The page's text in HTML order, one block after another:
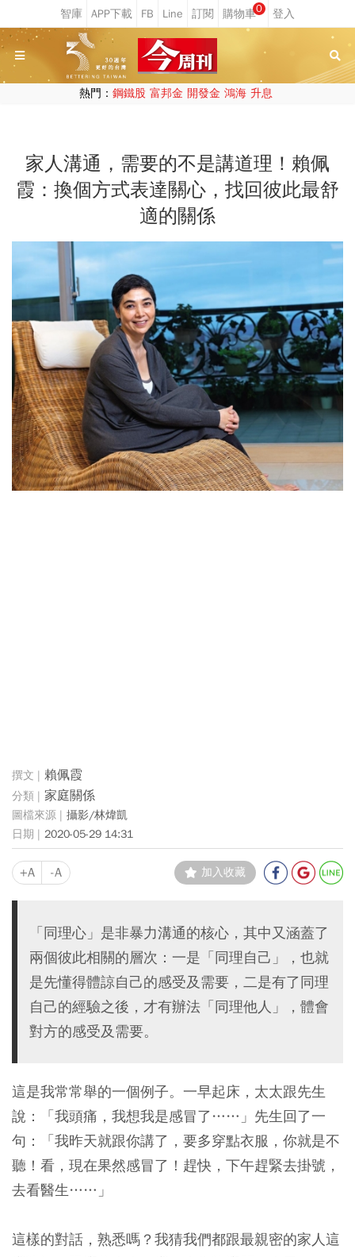
0
熱門： 鋼鐵股 富邦金 開發金 鴻海 升息
家人溝通，需要的不是講道理！賴佩
霞：換個方式表達關心，找回彼此最舒
適的關係
賴佩霞
家庭關係
攝影/林煒凱
2020-05-29 14:31
+A -A 加入收藏
「同理心」是非暴力溝通的核心，其中又涵蓋了
兩個彼此相關的層次：一是「同理自己」，也就
是先懂得體諒自己的感受及需要，二是有了同理
自己的經驗之後，才有辦法「同理他人」，體會
對方的感受及需要。
這是我常常舉的一個例子。一早起床，太太跟先生
說：「我頭痛，我想我是感冒了……」先生回了一
句：「我昨天就跟你講了，要多穿點衣服，你就是不
聽！看，現在果然感冒了！趕快，下午趕緊去掛號，
去看醫生……」
這樣的對話，熟悉嗎？我猜我們都跟最親密的家人這